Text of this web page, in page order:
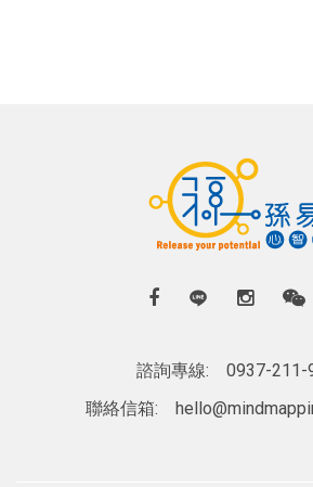
諮詢專線:
0937-211-
聯絡信箱: